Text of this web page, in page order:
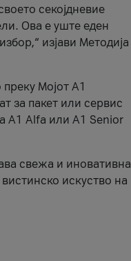
секојдневие
Ова е уште еден
изјави Методија
Мојот А1
за пакет или сервис
А1 Alfa или A1 Senior
свежа и иновативна
искуство на